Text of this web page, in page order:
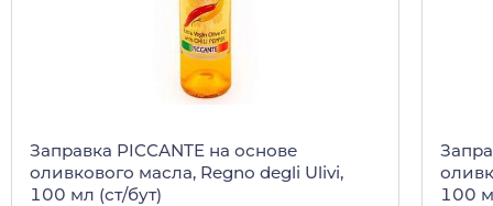
Заправка PICCANTE на основе
оливкового масла, Regno degli Ulivi,
100 мл (ст/бут)
100